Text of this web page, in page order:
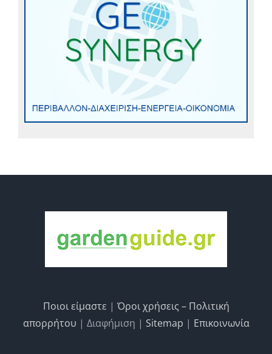
Ποιοι είμαστε | Όροι χρήσεις – Πολιτική
απορρήτου | Διαφήμιση | Sitemap | Επικοινωνία